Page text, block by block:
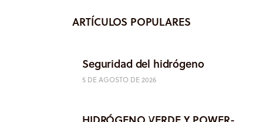
ARTÍCULOS POPULARES
Seguridad del hidrógeno
5 DE AGOSTO DE 2026